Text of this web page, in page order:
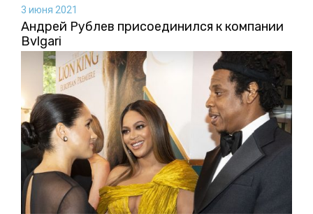
3 июня 2021
Андрей Рублев присоединился к компании
Bvlgari